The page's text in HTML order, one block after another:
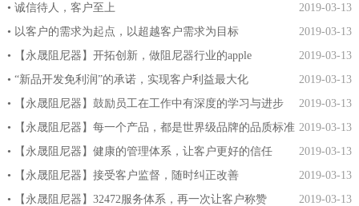
2019-03-13
• 诚信待人，客户至上
2019-03-13
• 以客户的需求为起点，以超越客户需求为目标
2019-03-13
• 【永晟阻尼器】开拓创新，做阻尼器行业的apple
2019-03-13
• “新品开发免利润”的承诺，实现客户利益最大化
2019-03-13
• 【永晟阻尼器】鼓励员工在工作中有深度的学习与进步
2019-03-13
• 【永晟阻尼器】每一个产品，都是世界级品牌的品质标准
2019-03-13
• 【永晟阻尼器】健康的管理体系，让客户更好的信任
2019-03-13
• 【永晟阻尼器】接受客户监督，随时纠正改善
2019-03-13
• 【永晟阻尼器】32472服务体系，再一次让客户称赞